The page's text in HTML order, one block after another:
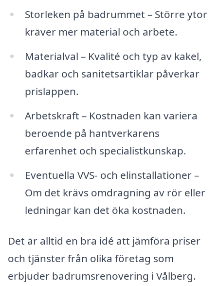
Storleken på badrummet – Större ytor
kräver mer material och arbete.
Materialval – Kvalité och typ av kakel,
badkar och sanitetsartiklar påverkar
prislappen.
Arbetskraft – Kostnaden kan variera
beroende på hantverkarens
erfarenhet och specialistkunskap.
Eventuella VVS- och elinstallationer –
Om det krävs omdragning av rör eller
ledningar kan det öka kostnaden.
Det är alltid en bra idé att jämföra priser
och tjänster från olika företag som
erbjuder badrumsrenovering i Vålberg.